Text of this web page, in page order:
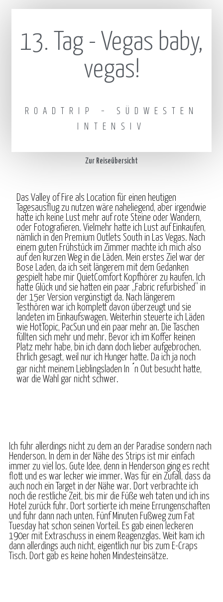
13. Tag - Vegas baby,
vegas!
ROADTRIP – SÜDWESTEN
INTENSIV
Zur Reiseübersicht
Das Valley of Fire als Location für einen heutigen
Tagesausflug zu nutzen wäre naheliegend, aber irgendwie
hatte ich keine Lust mehr auf rote Steine oder Wandern,
oder Fotografieren. Vielmehr hatte ich Lust auf Einkaufen,
nämlich in den Premium Outlets South in Las Vegas. Nach
einem guten Frühstück im Zimmer machte ich mich also
auf den kurzen Weg in die Läden. Mein erstes Ziel war der
Bose Laden, da ich seit längerem mit dem Gedanken
gespielt habe mir QuietComfort Kopfhörer zu kaufen. Ich
hatte Glück und sie hatten ein paar „Fabric refurbished“ in
der 15er Version vergünstigt da. Nach längerem
Testhören war ich komplett davon überzeugt und sie
landeten im Einkaufswagen. Weiterhin steuerte ich Läden
wie HotTopic, PacSun und ein paar mehr an. Die Taschen
füllten sich mehr und mehr. Bevor ich im Koffer keinen
Platz mehr habe, bin ich dann doch lieber aufgebrochen.
Ehrlich gesagt, weil nur ich Hunger hatte. Da ich ja noch
gar nicht meinem Lieblingsladen In ́n Out besucht hatte,
war die Wahl gar nicht schwer.
Ich fuhr allerdings nicht zu dem an der Paradise sondern nach
Henderson. In dem in der Nähe des Strips ist mir einfach
immer zu viel los. Gute Idee, denn in Henderson ging es recht
flott und es war lecker wie immer. Was für ein Zufall, dass da
auch noch ein Target in der Nähe war. Dort verbrachte ich
noch die restliche Zeit, bis mir die Füße weh taten und ich ins
Hotel zurück fuhr. Dort sortierte ich meine Errungenschaften
und fuhr dann nach unten. Fünf Minuten Fußweg zum Fat
Tuesday hat schon seinen Vorteil. Es gab einen leckeren
190er mit Extraschuss in einem Reagenzglas. Weit kam ich
dann allerdings auch nicht, eigentlich nur bis zum E-Craps
Tisch. Dort gab es keine hohen Mindesteinsätze.